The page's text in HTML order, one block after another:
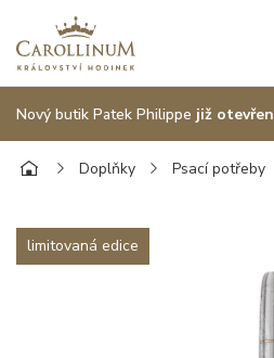
Nový butik Patek Philippe již otevřen
Doplňky Psací potřeby
limitovaná edice